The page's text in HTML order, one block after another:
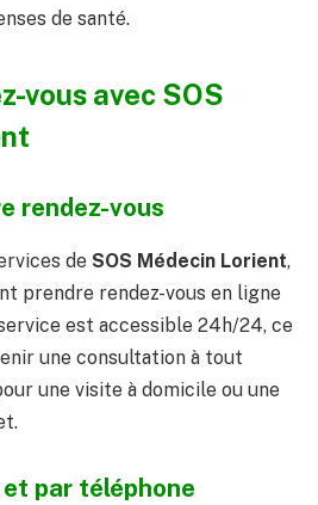
de santé.
vous avec SOS
rendez-vous
de SOS Médecin Lorient,
prendre rendez-vous en ligne
est accessible 24h/24, ce
une consultation à tout
une visite à domicile ou une
par téléphone